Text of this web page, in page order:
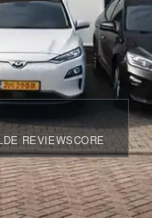
REVIEWSCORE